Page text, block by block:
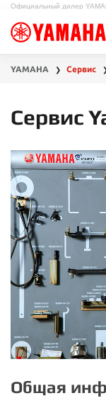
Официальный дилер
YAMAHA ❯ Сервис
Сервис
Общая